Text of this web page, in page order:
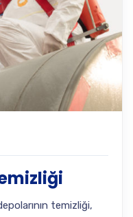
temizliği,